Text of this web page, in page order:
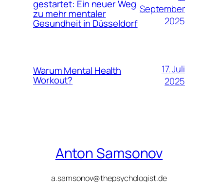
gestartet: Ein neuer Weg
zu mehr mentaler
Gesundheit in Düsseldorf
September
2025
Warum Mental Health
Workout?
17. Juli
2025
Anton Samsonov
a.samsonov@thepsychologist.de